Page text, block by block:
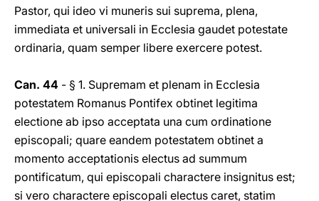
Pastor, qui ideo vi muneris sui suprema, plena,
immediata et universali in Ecclesia gaudet potestate
ordinaria, quam semper libere exercere potest.
Can. 44 - § 1. Supremam et plenam in Ecclesia
potestatem Romanus Pontifex obtinet legitima
electione ab ipso acceptata una cum ordinatione
episcopali; quare eandem potestatem obtinet a
momento acceptationis electus ad summum
pontificatum, qui episcopali charactere insignitus est;
si vero charactere episcopali electus caret, statim